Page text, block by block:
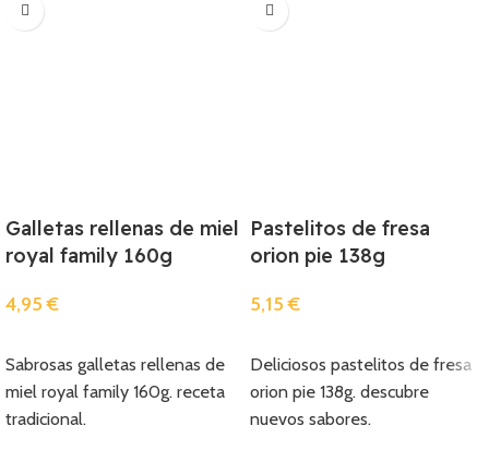
Galletas rellenas de miel
royal family 160g
4,95€
Sabrosas galletas rellenas de
miel royal family 160g. receta
tradicional.
Pastelitos de fresa
orion pie 138g
5,15€
Deliciosos pastelitos de fresa
orion pie 138g. descubre
nuevos sabores.